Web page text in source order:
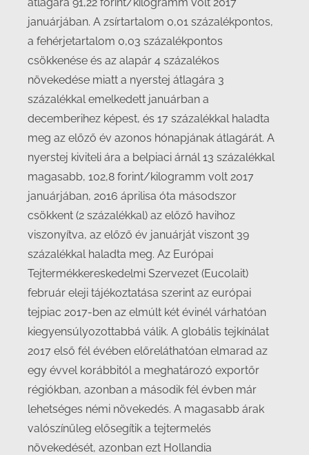
januárjában. A zsírtartalom 0,01 százalékpontos,
a fehérjetartalom 0,03 százalékpontos
csökkenése és az alapár 4 százalékos
növekedése miatt a nyerstej átlagára 3
százalékkal emelkedett januárban a
decemberihez képest, és 17 százalékkal haladta
meg az előző év azonos hónapjának átlagárát. A
nyerstej kiviteli ára a belpiaci árnál 13 százalékkal
magasabb, 102,8 forint/kilogramm volt 2017
januárjában, 2016 áprilisa óta másodszor
csökkent (2 százalékkal) az előző havihoz
viszonyítva, az előző év januárját viszont 39
százalékkal haladta meg. Az Európai
Tejtermékkereskedelmi Szervezet (Eucolait)
február eleji tájékoztatása szerint az európai
tejpiac 2017-ben az elmúlt két évinél várhatóan
kiegyensúlyozottabbá válik. A globális tejkínálat
2017 első fél évében előreláthatóan elmarad az
egy évvel korábbitól a meghatározó exportőr
régiókban, azonban a második fél évben már
lehetséges némi növekedés. A magasabb árak
valószínűleg elősegítik a tejtermelés
növekedését, azonban ezt Hollandia